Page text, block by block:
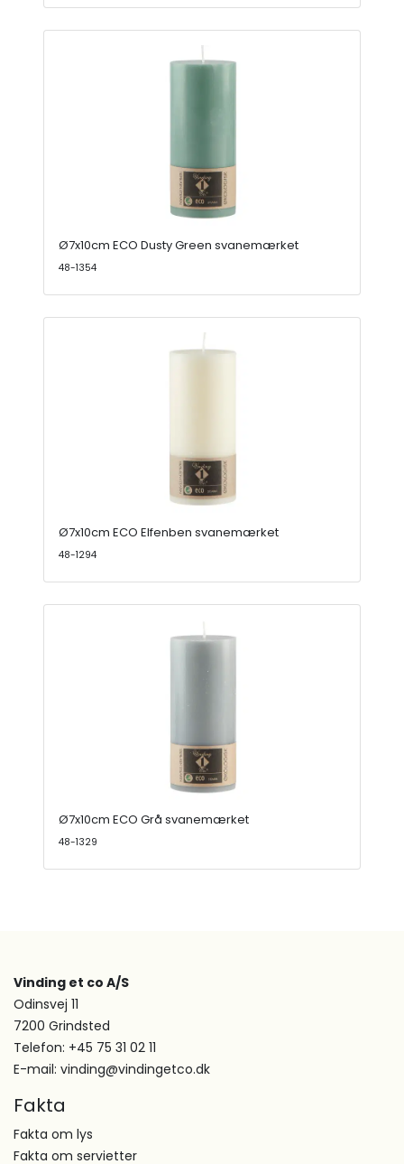
Ø7x10cm ECO Dusty Green svanemærket
48-1354
Ø7x10cm ECO Elfenben svanemærket
48-1294
Ø7x10cm ECO Grå svanemærket
48-1329
Vinding et co A/S
Odinsvej 11
7200 Grindsted
Telefon: +45 75 31 02 11
E-mail: vinding@vindingetco.dk
Fakta
Fakta om lys
Fakta om servietter